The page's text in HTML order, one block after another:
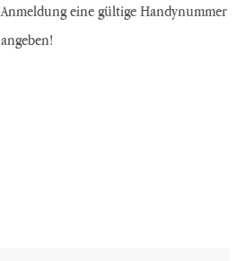
Anmeldung eine gültige Handynummer
angeben!